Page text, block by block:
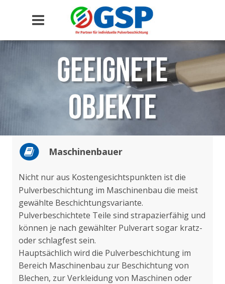
Maschinenbauer
Nicht nur aus Kostengesichtspunkten ist die
Pulverbeschichtung im Maschinenbau die meist
gewählte Beschichtungsvariante.
Pulverbeschichtete Teile sind strapazierfähig und
können je nach gewählter Pulverart sogar kratz-
oder schlagfest sein.
Hauptsächlich wird die Pulverbeschichtung im
Bereich Maschinenbau zur Beschichtung von
Blechen, zur Verkleidung von Maschinen oder